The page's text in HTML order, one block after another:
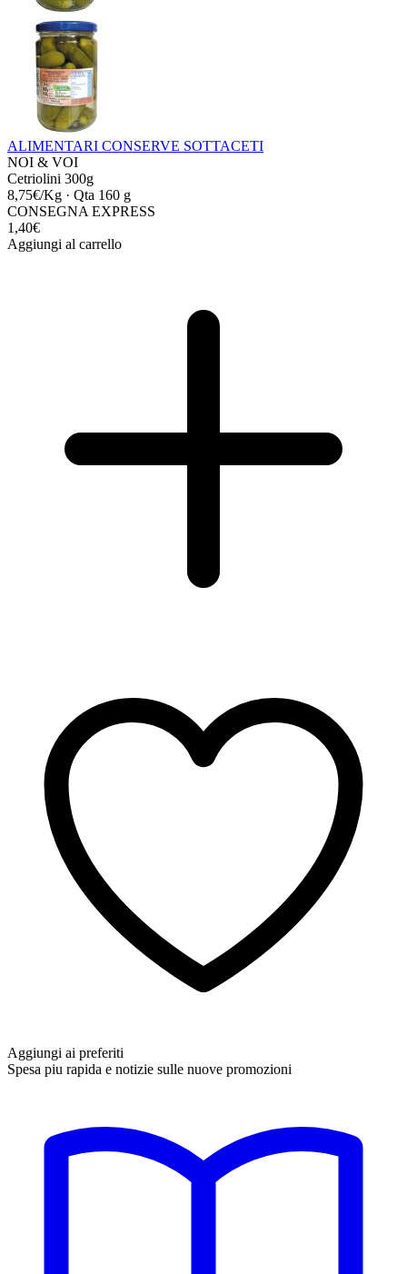
ALIMENTARI CONSERVE SOTTACETI
NOI & VOI
Cetriolini 300g
8,75€/Kg · Qta 160 g
CONSEGNA EXPRESS
1,40€
Aggiungi al carrello
Aggiungi ai preferiti
Spesa piu rapida e notizie sulle nuove promozioni